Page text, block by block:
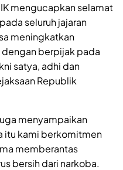
mengucapkan selamat
seluruh jajaran
meningkatkan
berpijak pada
satya, adhi dan
Republik
menyampaikan
itu kami berkomitmen
memberantas
bersih dari narkoba.